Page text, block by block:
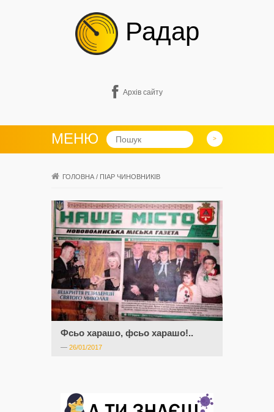
Радар
Архів сайту
МЕНЮ
ГОЛОВНА / ПІАР ЧИНОВНИКІВ
Фсьо харашо, фсьо харашо!..
— 26/01/2017